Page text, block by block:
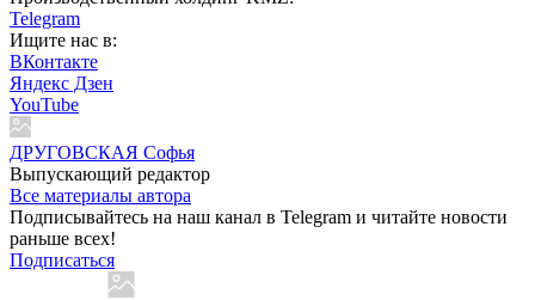
Telegram
Ищите нас в:
ВКонтакте
Яндекс Дзен
YouTube
ДРУГОВСКАЯ Софья
Выпускающий редактор
Все материалы автора
Подписывайтесь на наш канал в Telegram и читайте новости
раньше всех!
Подписаться